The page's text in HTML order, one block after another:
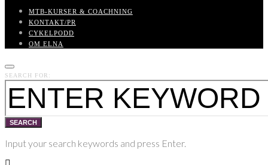
MTB-KURSER & COACHNING
KONTAKT/PR
CYKELPODD
OM ELNA
SEARCH FOR:
SEARCH
Input your search keywords and press Enter.